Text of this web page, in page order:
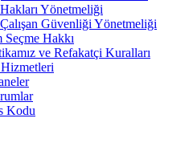
Yönetmeliği
Güvenliği Yönetmeliği
Seçme Hakkı
ve Refakatçi Kuralları
Kodu